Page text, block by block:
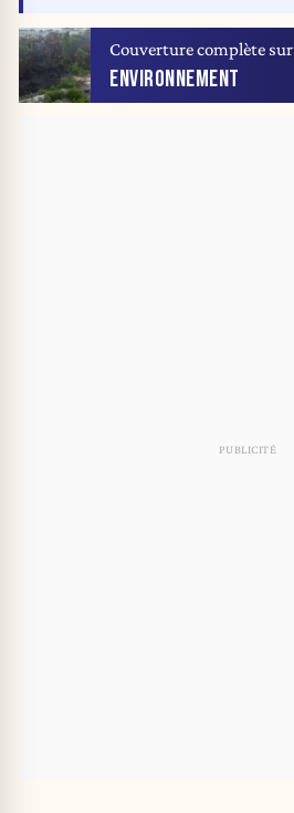
Couverture complète sur
ENVIRONNEMENT